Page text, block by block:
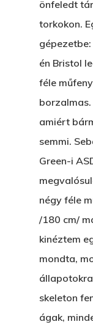
önfeledt
torkokon.
én Bristol
féle
amiért
semmi.
Green-i
négy féle
/180 cm/
kinéztem
mondta,
skeleton
ágak,